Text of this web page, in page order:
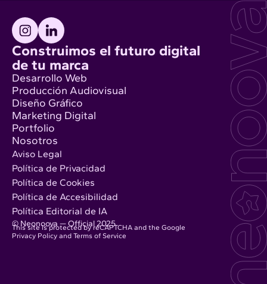
Desarrollo Web
Producción Audiovisual
Diseño Gráfico
Marketing Digital
Portfolio
Nosotros
Construimos el futuro digital
de tu marca
© Neonoova — Official 2025
Aviso Legal
Política de Privacidad
Política de Cookies
Política de Accesibilidad
Política Editorial de IA
This site is protected by reCAPTCHA and the Google
Privacy Policy and Terms of Service